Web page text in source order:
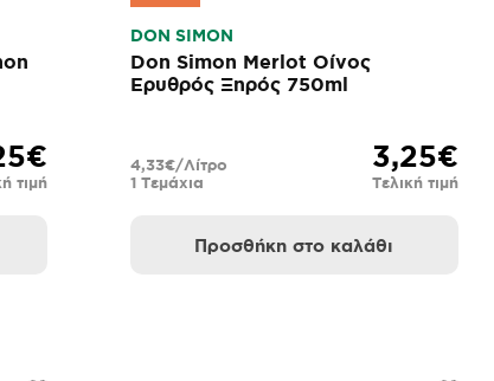
τιμή
DON SIMON
Don Simon Merlot Οίνος
Ερυθρός Ξηρός 750ml
3,25€
Τελική τιμή
1 Τεμάχια
4,33€/Λίτρο
Προσθήκη στο καλάθι